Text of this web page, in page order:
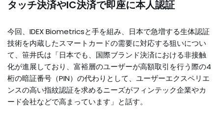
タッチ決済やIC決済で即座に本人認証
今回、IDEX Biometricsと手を組み、日本で急増する生体認証
技術を内蔵したスマートカードの需要に対応する狙いについ
て、笹井氏は「日本でも、国際ブランド決済における非接触
化が進展しており、富裕層のユーザーが高額取引を行う際の4
桁の暗証番号（PIN）の代わりとして、ユーザーエクスペリエ
ンスの高い指紋認証を求めるニーズがフィンテック企業やカ
ード会社などで高まっています」と話す。